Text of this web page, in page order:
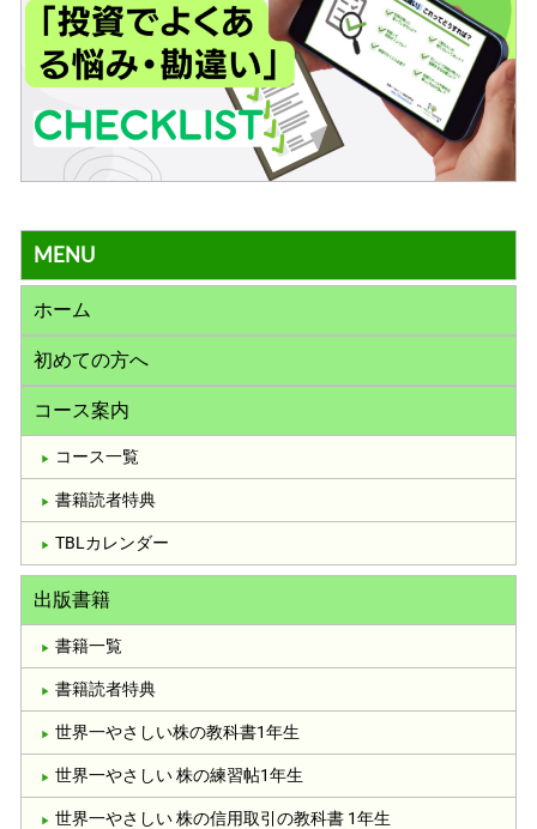
MENU
ホーム
初めての方へ
コース案内
コース一覧
書籍読者特典
TBLカレンダー
出版書籍
書籍一覧
書籍読者特典
世界一やさしい株の教科書1年生
世界一やさしい 株の練習帖1年生
世界一やさしい 株の信用取引の教科書 1年生